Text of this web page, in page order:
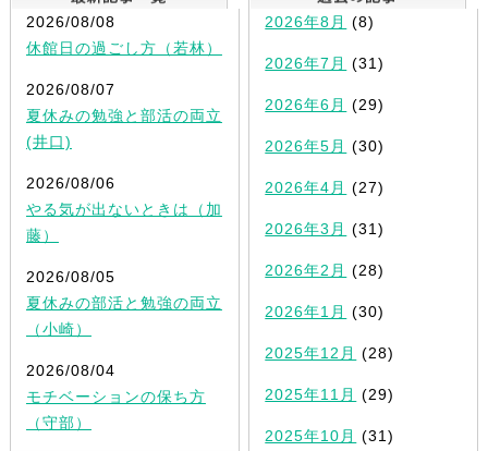
2026/08/08
休館日の過ごし方（若林）
2026/08/07
夏休みの勉強と部活の両立
(井口)
2026/08/06
やる気が出ないときは（加
藤）
2026/08/05
夏休みの部活と勉強の両立
（小崎）
2026/08/04
モチベーションの保ち方
（守部）
2026年8月 (8)
2026年7月 (31)
2026年6月 (29)
2026年5月 (30)
2026年4月 (27)
2026年3月 (31)
2026年2月 (28)
2026年1月 (30)
2025年12月 (28)
2025年11月 (29)
2025年10月 (31)